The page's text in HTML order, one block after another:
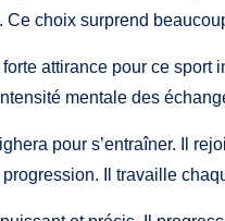
Ce choix surprend
attirance pour ce
mentale des
pour s’entraîner. Il
Il travaille